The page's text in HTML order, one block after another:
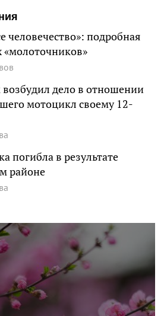
подробная
«молоточников»
дело в отношении
мотоцикл своему 12-
погибла в результате
районе